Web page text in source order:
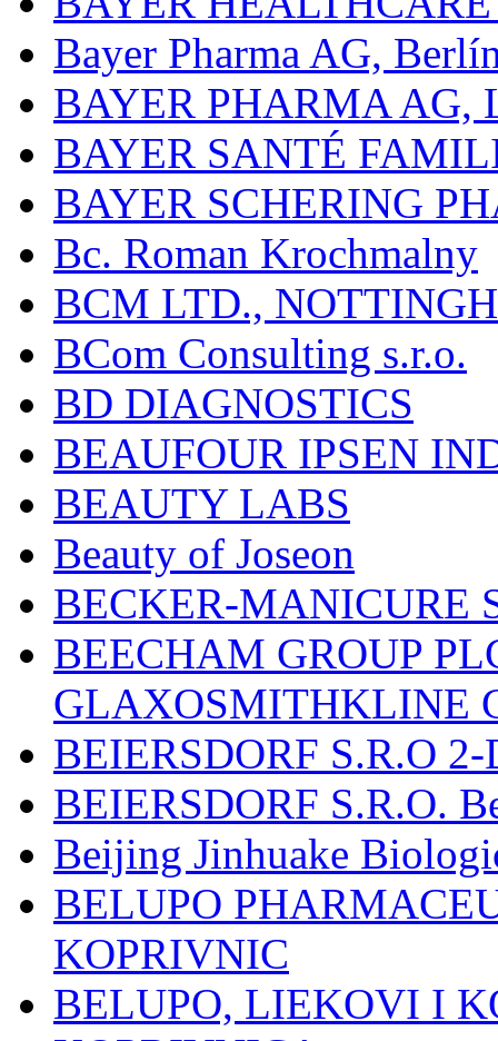
Bayer Pharma AG,
BAYER PHARMA AG,
BAYER SANTÉ
BAYER SCHERING
Bc. Roman Krochmalny
BCM LTD.,
BCom Consulting s.r.o.
BD DIAGNOSTICS
BEAUFOUR IPSEN
BEAUTY LABS
Beauty of Joseon
BECKER-MANICURE
BEECHAM GROUP
GLAXOSMITHKLINE
BEIERSDORF S.R.O
BEIERSDORF S.R.O.
Beijing Jinhuake
BELUPO
KOPRIVNIC
BELUPO, LIEKOVI I